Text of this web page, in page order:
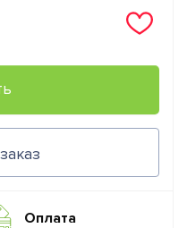
Оплата